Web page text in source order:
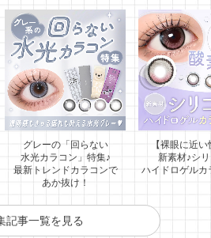
グレーの「回らない
水光カラコン」特集♪
最新トレンドカラコンで
あか抜け！
【裸眼に近
新素材♪シ
ハイドロゲルカ
記事一覧を見る